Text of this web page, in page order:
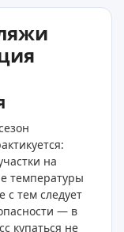
на
температуры
тем следует
— в
купаться не